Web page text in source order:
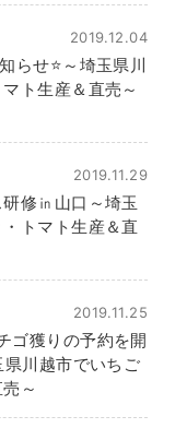
2019.12.04
らせ⭐️～埼玉県川
ト生産＆直売～
2019.11.29
修㏌山口～埼玉
トマト生産＆直
2019.11.25
ゴ獲りの予約を開
川越市でいちご
～